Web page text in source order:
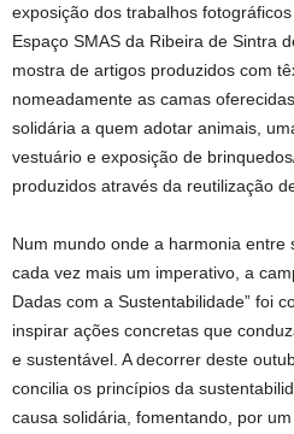
exposição dos trabalhos
Espaço SMAS da Ribeira de Sintra
mostra de artigos produzidos com
nomeadamente as camas
solidária a quem adotar animais,
vestuário e exposição de
produzidos através da reutilização
Num mundo onde a harmonia
cada vez mais um imperativo, a
Dadas com a Sustentabilidade” foi
inspirar ações concretas que
e sustentável. A decorrer deste
concilia os princípios da
causa solidária, fomentando, por